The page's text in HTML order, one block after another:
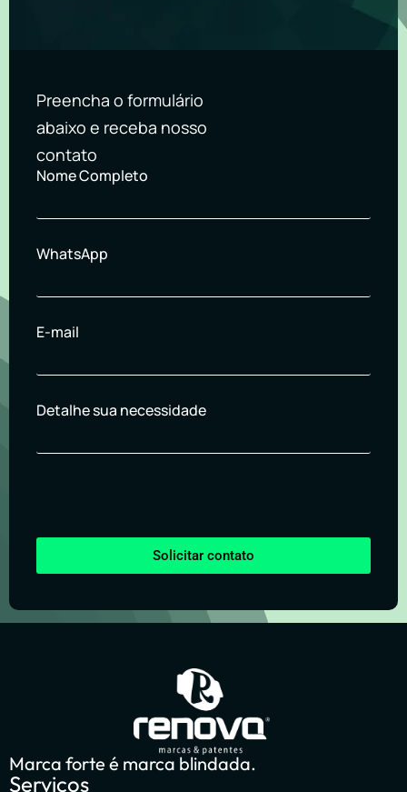
Preencha o formulário
abaixo e receba nosso
contato
Nome Completo
WhatsApp
E-mail
Detalhe sua necessidade
Solicitar contato
Marca forte é marca blindada.
Serviços